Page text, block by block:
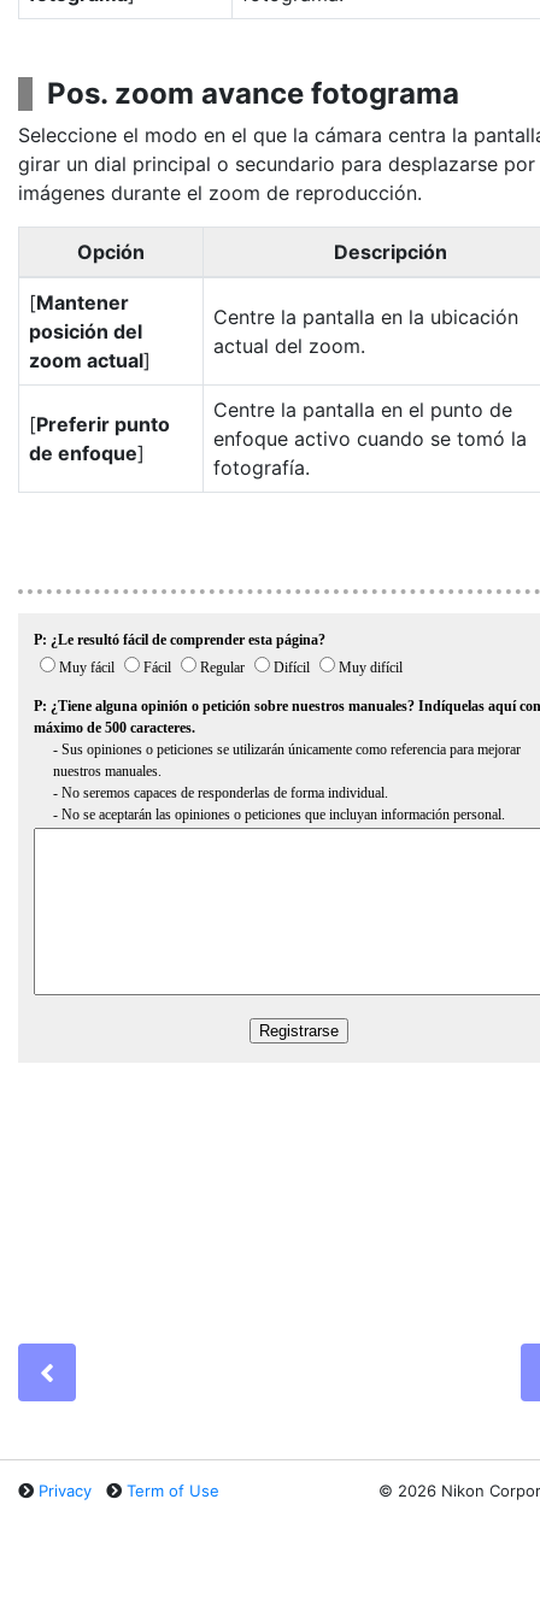
Pos. zoom avance fotograma
Seleccione el modo en el que la cámara centra la
girar un dial principal o secundario para desplazarse por
imágenes durante el zoom de reproducción.
Opción Descripción
[Mantener
posición del
zoom actual]
Centre la pantalla en la ubicación
actual del zoom.
[Preferir punto
de enfoque]
Centre la pantalla en el punto de
enfoque activo cuando se tomó la
fotografía.
Privacy Term of Use © 2026 Nikon